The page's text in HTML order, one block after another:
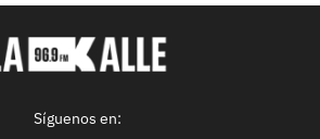
Síguenos en: